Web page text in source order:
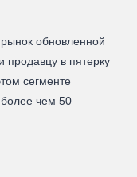
обновленной
продавцу в пятерку
сегменте
чем 50